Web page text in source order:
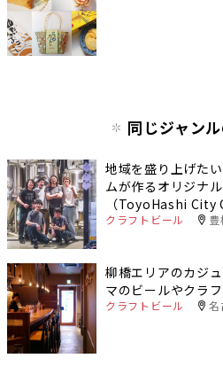
同じジャン
地域を盛り上げた
ムが作るオリジナ
（ToyoHashi City
クラフトビール 豊
柳橋エリアのカジ
マのビールやクラ
クラフトビール 名